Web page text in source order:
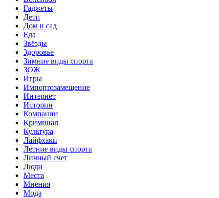
Гаджеты
Дети
Дом и сад
Еда
Звёзды
Здоровье
Зимние виды спорта
ЗОЖ
Игры
Импортозамещение
Интернет
Истории
Компании
Криминал
Культура
Лайфхаки
Летние виды спорта
Личный счет
Люди
Места
Мнения
Мода